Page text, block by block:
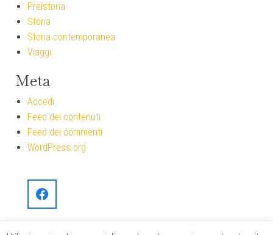
Preistoria
Storia
Storia contemporanea
Viaggi
Meta
Accedi
Feed dei contenuti
Feed dei commenti
WordPress.org